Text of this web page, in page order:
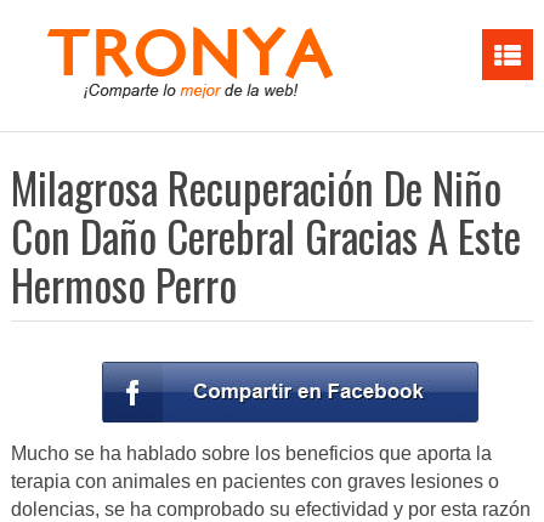
Milagrosa Recuperación De Niño
Con Daño Cerebral Gracias A Este
Hermoso Perro
Mucho se ha hablado sobre los beneficios que aporta la
terapia con animales en pacientes con graves lesiones o
dolencias, se ha comprobado su efectividad y por esta razón